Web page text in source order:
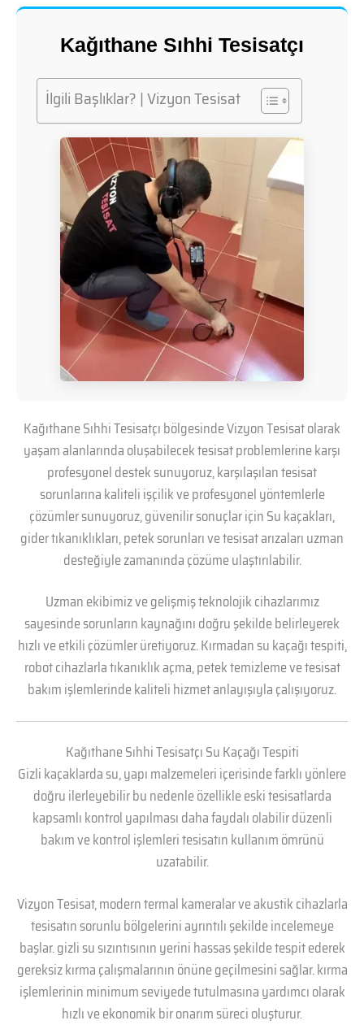
Kağıthane Sıhhi Tesisatçı
İlgili Başlıklar? | Vizyon Tesisat
Kağıthane Sıhhi Tesisatçı bölgesinde Vizyon Tesisat olarak
yaşam alanlarında oluşabilecek tesisat problemlerine karşı
profesyonel destek sunuyoruz, karşılaşılan tesisat
sorunlarına kaliteli işçilik ve profesyonel yöntemlerle
çözümler sunuyoruz, güvenilir sonuçlar için Su kaçakları,
gider tıkanıklıkları, petek sorunları ve tesisat arızaları uzman
desteğiyle zamanında çözüme ulaştırılabilir.
Uzman ekibimiz ve gelişmiş teknolojik cihazlarımız
sayesinde sorunların kaynağını doğru şekilde belirleyerek
hızlı ve etkili çözümler üretiyoruz. Kırmadan su kaçağı tespiti,
robot cihazlarla tıkanıklık açma, petek temizleme ve tesisat
bakım işlemlerinde kaliteli hizmet anlayışıyla çalışıyoruz.
Kağıthane Sıhhi Tesisatçı Su Kaçağı Tespiti
Gizli kaçaklarda su, yapı malzemeleri içerisinde farklı yönlere
doğru ilerleyebilir bu nedenle özellikle eski tesisatlarda
kapsamlı kontrol yapılması daha faydalı olabilir düzenli
bakım ve kontrol işlemleri tesisatın kullanım ömrünü
uzatabilir.
Vizyon Tesisat, modern termal kameralar ve akustik cihazlarla
tesisatın sorunlu bölgelerini ayrıntılı şekilde incelemeye
başlar. gizli su sızıntısının yerini hassas şekilde tespit ederek
gereksiz kırma çalışmalarının önüne geçilmesini sağlar. kırma
işlemlerinin minimum seviyede tutulmasına yardımcı olarak
hızlı ve ekonomik bir onarım süreci oluşturur.